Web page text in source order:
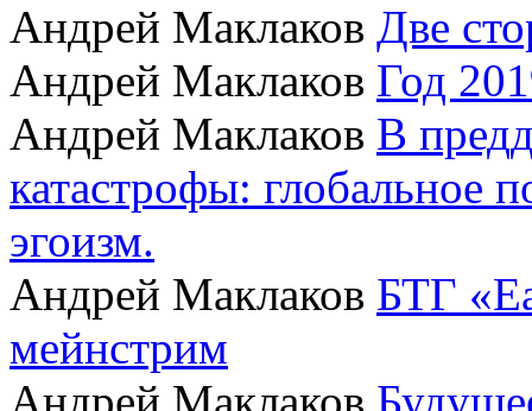
Андрей Маклаков Две
Андрей Маклаков Год
Андрей Маклаков В
катастрофы: глобальное
эгоизм.
Андрей Маклаков БТГ
мейнстрим